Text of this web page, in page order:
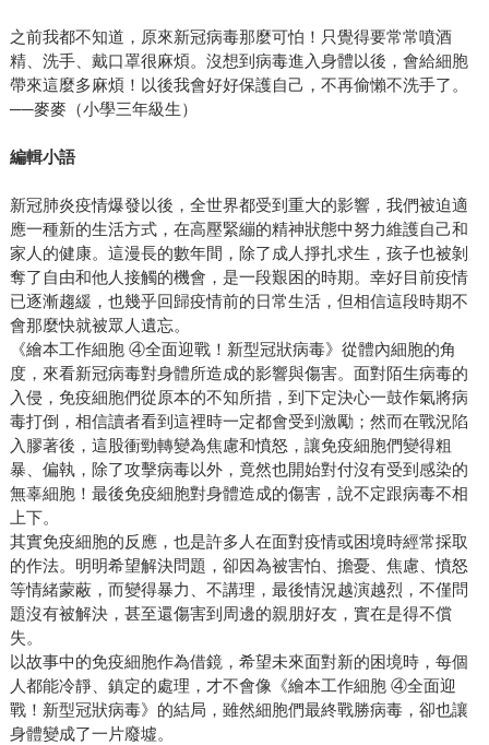
之前我都不知道，原來新冠病毒那麼可怕！只覺得要常常噴酒
精、洗手、戴口罩很麻煩。沒想到病毒進入身體以後，會給細胞
帶來這麼多麻煩！以後我會好好保護自己，不再偷懶不洗手了。
──麥麥（小學三年級生）
編輯小語
新冠肺炎疫情爆發以後，全世界都受到重大的影響，我們被迫適
應一種新的生活方式，在高壓緊繃的精神狀態中努力維護自己和
家人的健康。這漫長的數年間，除了成人掙扎求生，孩子也被剝
奪了自由和他人接觸的機會，是一段艱困的時期。幸好目前疫情
已逐漸趨緩，也幾乎回歸疫情前的日常生活，但相信這段時期不
會那麼快就被眾人遺忘。
《繪本工作細胞 ④全面迎戰！新型冠狀病毒》從體內細胞的角
度，來看新冠病毒對身體所造成的影響與傷害。面對陌生病毒的
入侵，免疫細胞們從原本的不知所措，到下定決心一鼓作氣將病
毒打倒，相信讀者看到這裡時一定都會受到激勵；然而在戰況陷
入膠著後，這股衝勁轉變為焦慮和憤怒，讓免疫細胞們變得粗
暴、偏執，除了攻擊病毒以外，竟然也開始對付沒有受到感染的
無辜細胞！最後免疫細胞對身體造成的傷害，說不定跟病毒不相
上下。
其實免疫細胞的反應，也是許多人在面對疫情或困境時經常採取
的作法。明明希望解決問題，卻因為被害怕、擔憂、焦慮、憤怒
等情緒蒙蔽，而變得暴力、不講理，最後情況越演越烈，不僅問
題沒有被解決，甚至還傷害到周邊的親朋好友，實在是得不償
失。
以故事中的免疫細胞作為借鏡，希望未來面對新的困境時，每個
人都能冷靜、鎮定的處理，才不會像《繪本工作細胞 ④全面迎
戰！新型冠狀病毒》的結局，雖然細胞們最終戰勝病毒，卻也讓
身體變成了一片廢墟。